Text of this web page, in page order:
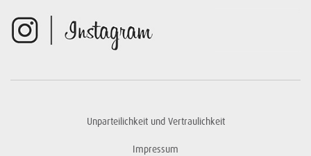
Unparteilichkeit und Vertraulichkeit
Impressum